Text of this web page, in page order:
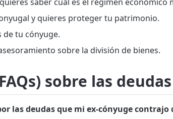
y quieres proteger tu patrimonio.
de tu cónyuge.
sobre la división de bienes.
sobre las
las deudas que mi ex-cónyuge